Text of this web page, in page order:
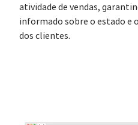
atividade de vendas,
informado sobre o estado e
dos clientes.